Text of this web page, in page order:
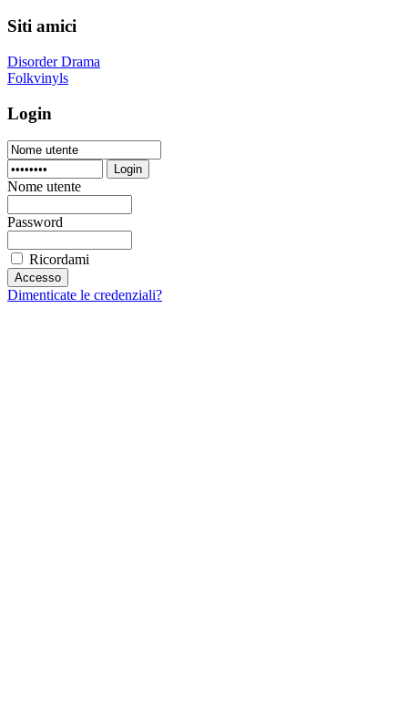
Siti amici
Disorder Drama
Folkvinyls
Login
Login
Nome utente
Password
Ricordami
Dimenticate le credenziali?